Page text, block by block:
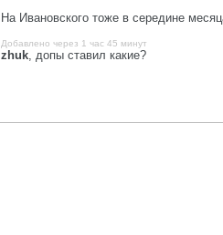
На Ивановского тоже в середине
Добавлено через 1 час 45 минут
zhuk, допы ставил какие?